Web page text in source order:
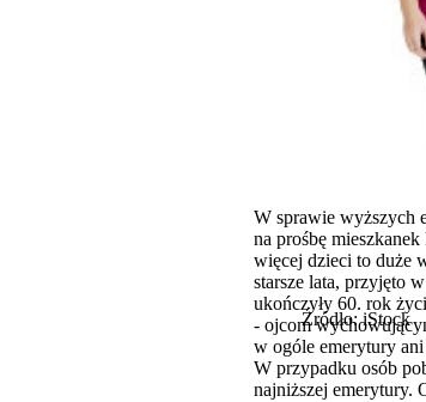
Źródło: iStock
W sprawie wyższych
na prośbę
więcej dzieci to duże
starsze lata, przyjęto
ukończyły 60. rok
- ojcom
w ogóle emerytury
W przypadku osób
najniższej emerytury.